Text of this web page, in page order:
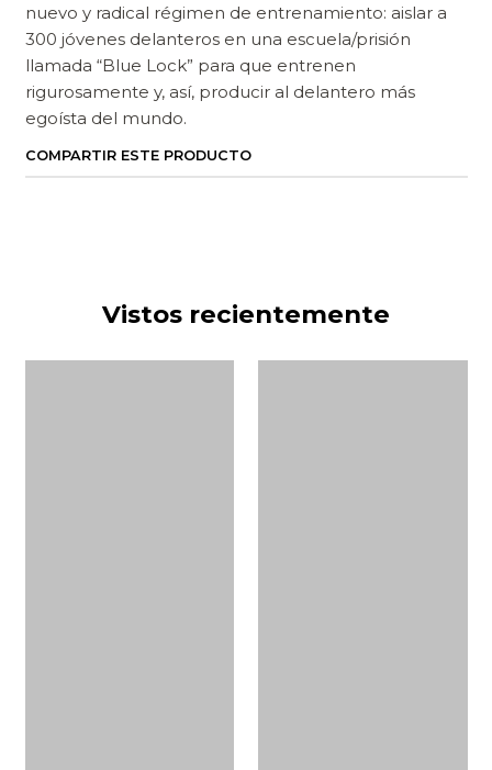
nuevo y radical régimen de entrenamiento: aislar a
300 jóvenes delanteros en una escuela/prisión
llamada “Blue Lock” para que entrenen
rigurosamente y, así, producir al delantero más
egoísta del mundo.
COMPARTIR ESTE PRODUCTO
Vistos recientemente